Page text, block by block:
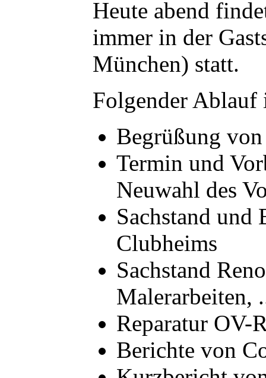
Heute abend
immer in der
München) statt.
Folgender Ablauf
Begrüßung
Termin und
Neuwahl des
Sachstand und
Clubheims
Sachstand
Malerarbeiten,
Reparatur OV-
Berichte von